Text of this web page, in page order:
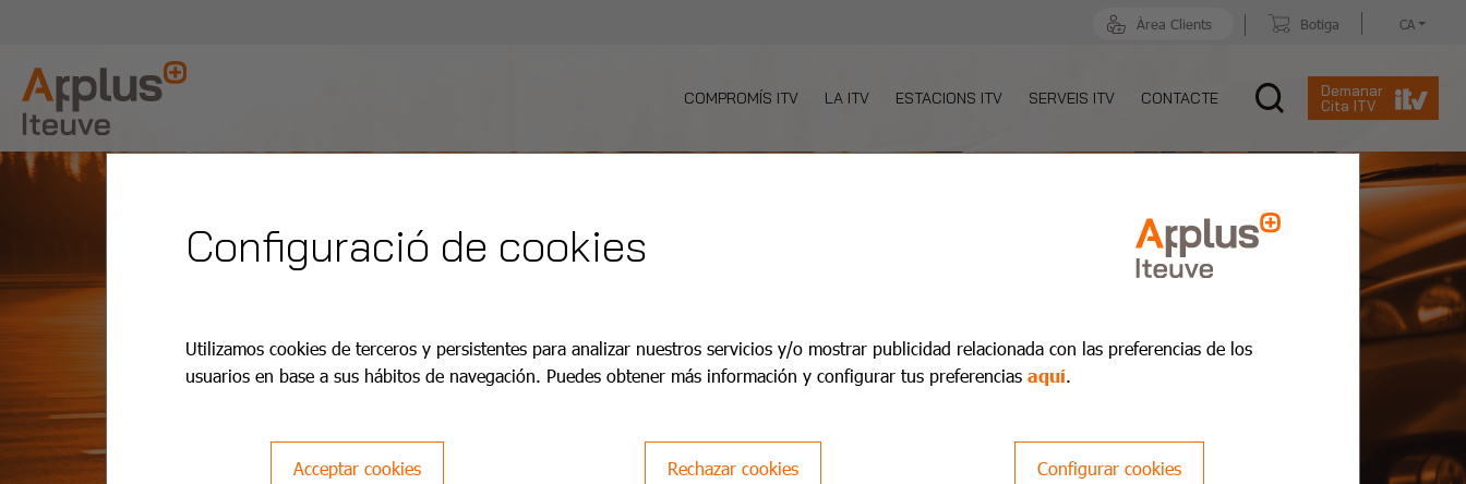
Àrea Clients Botiga CA
COMPROMÍS ITV LA ITV ESTACIONS ITV SERVEIS ITV CONTACTE
Demanar
Cita ITV
Configuració de cookies
Utilizamos cookies de terceros y persistentes para analizar nuestros servicios y/o mostrar publicidad relacionada con las preferencias de los
usuarios en base a sus hábitos de navegación. Puedes obtener más información y configurar tus preferencias aquí.
Acceptar cookies Rechazar cookies Configurar cookies